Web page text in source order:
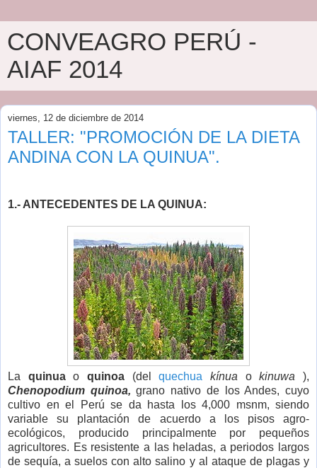
CONVEAGRO PERÚ -
AIAF 2014
viernes, 12 de diciembre de 2014
TALLER: "PROMOCIÓN DE LA DIETA
ANDINA CON LA QUINUA".
1.- ANTECEDENTES DE LA QUINUA:
La quinuaoquinoa (delquechua kínua okinuwa ),
Chenopodium quinoa, grano nativo de los Andes, cuyo
cultivo en el Perú se da hasta los 4,000 msnm, siendo
variable su plantación de acuerdo a los pisos agro-
ecológicos, producido principalmente por pequeños
agricultores. Es resistente a las heladas, a periodos largos
de sequía, a suelos con alto salino y al ataque de plagas y